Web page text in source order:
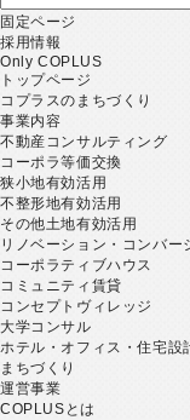
索:
固定ページ
採用情報
Only COPLUS
トップページ
コプラスのまちづくり
事業内容
不動産コンサルティング
コーポラ等価交換
狭小地有効活用
不整形地有効活用
その他土地有効活用
リノベーション・コンバー
コーポラティブハウス
コミュニティ賃貸
コンセプトヴィレッジ
大学コンサル
ホテル・オフィス・住宅設
まちづくり
運営事業
COPLUSとは